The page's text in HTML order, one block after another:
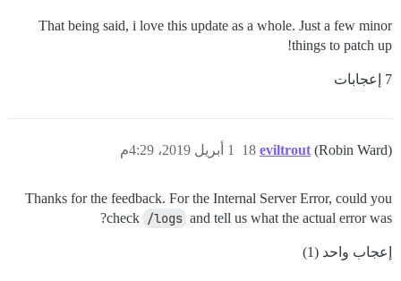
That being said, i love this update as a whole. Just a few minor
things to patch up!
7 إعجابات
eviltrout (Robin Ward) 1 أبريل 2019، 4:29م 18
Thanks for the feedback. For the Internal Server Error, could you
check /logs and tell us what the actual error was?
إعجاب واحد (1)